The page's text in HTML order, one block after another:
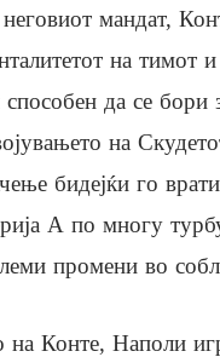
мандат,
на тимот
да се бори
на
бидејќи го
А по многу
промени во
на Конте, Наполи